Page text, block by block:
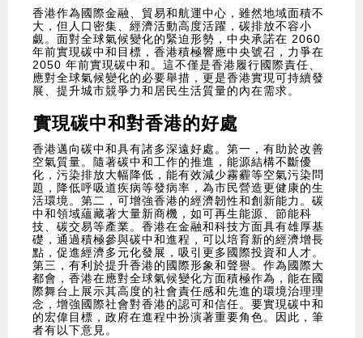
香港作為國際金融、貿易和航運中心，雖然地域面積不
大，但人口密集、經濟活動高度活躍，碳排放不容小
覷。面對全球氣候變化的緊迫形勢，中央承諾在 2060
年前實現碳中和目標，香港積極響應中央號召，力爭在
2050 年前實現碳中和。這不僅是香港履行國際責任、
應對全球氣候變化的必要舉措，更是香港實現可持續發
展、提升城市競爭力和居民生活質量的內在需求。
實現碳中和對香港的好處
香港邁向碳中和具有諸多深遠好處。第一，有助於改善
空氣質量。隨著碳中和工作的推進，能源結構不斷優
化，污染排放大幅降低，能有效減少霧霾等空氣污染問
題，降低呼吸道疾病等發病率，為市民營造更健康的生
活環境。第二，可增強香港的經濟韌性和創新能力。碳
中和領域蘊藏著大量新商機，如可再生能源、節能科
技、碳交易等產業。香港在金融和科技方面具有雄厚基
礎，通過積極參與碳中和進程，可以培育新的經濟增長
點，促進經濟多元化發展，吸引更多國際投資和人才。
第三，有利於提升香港的國際形象和聲譽。作為國際大
都會，香港在應對全球氣候變化方面積極作為，能在國
際舞台上展示其高度的社會責任感和先進的環境治理理
念，增強國際社會對香港的認可和信任。要實現碳中和
的宏偉目標，政府在進程中扮演著重要角色。因此，筆
者有以下意見。